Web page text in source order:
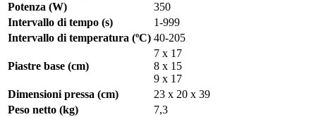
Potenza (W)
350
Intervallo di tempo (s)
1-999
Intervallo di temperatura (ºC) 40-205
Piastre base (cm)
7 x 17
8 x 15
9 x 17
Dimensioni pressa (cm)
23 x 20 x 39
Peso netto (kg)
7,3